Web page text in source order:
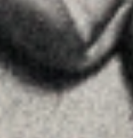
Insights
Contactar
SÍGUENOS
Linkedin
Instagram